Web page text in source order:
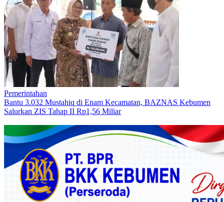
Pemerintahan
Bantu 3.032 Mustahiq di Enam Kecamatan, BAZNAS Kebumen
Salurkan ZIS Tahap II Rp1,56 Miliar